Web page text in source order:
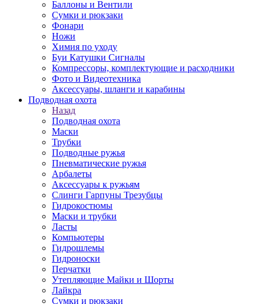
Баллоны и Вентили
Сумки и рюкзаки
Фонари
Ножи
Химия по уходу
Буи Катушки Сигналы
Компрессоры, комплектующие и расходники
Фото и Видеотехника
Аксессуары, шланги и карабины
Подводная охота
Назад
Подводная охота
Маски
Трубки
Подводные ружья
Пневматические ружья
Арбалеты
Аксессуары к ружьям
Слинги Гарпуны Трезубцы
Гидрокостюмы
Маски и трубки
Ласты
Компьютеры
Гидрошлемы
Гидроноски
Перчатки
Утепляющие Майки и Шорты
Лайкра
Сумки и рюкзаки